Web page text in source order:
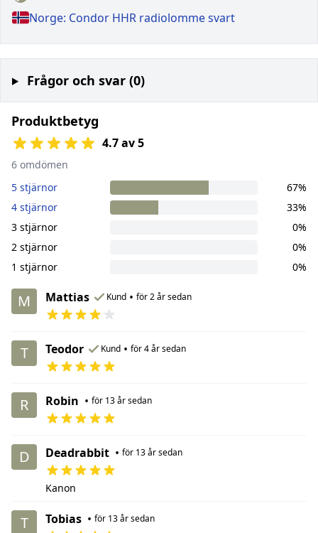
Norge: Condor HHR radiolomme svart
Frågor och svar (0)
Produktbetyg
4.7 av 5
6 omdömen
5 stjärnor
67%
4 stjärnor
33%
3 stjärnor
0%
2 stjärnor
0%
1 stjärnor
0%
M Mattias Kund • för 2 år sedan
T Teodor Kund • för 4 år sedan
R Robin • för 13 år sedan
D Deadrabbit • för 13 år sedan
Kanon
T Tobias • för 13 år sedan